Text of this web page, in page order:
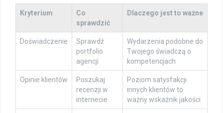
Kryterium
Co
sprawdzić
Dlaczego jest to ważne
Doświadczenie
Sprawdź
portfolio
agencji
Wydarzenia podobne do
Twojego świadczą o
kompetencjach
Opinie klientów
Poszukaj
recenzji w
internecie
Poziom satysfakcji
innych klientów to
ważny wskaźnik jakości